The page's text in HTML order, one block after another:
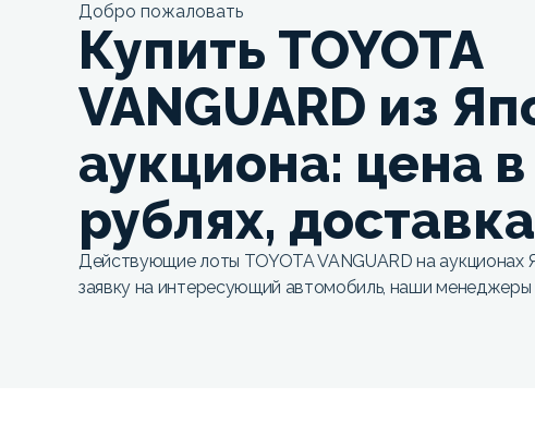
Добро пожаловать
Купить TOYOTA
VANGUARD из
аукциона: цена в
рублях,
Действующие лоты TOYOTA VANGUARD на
заявку на интересующий автомобиль, наши